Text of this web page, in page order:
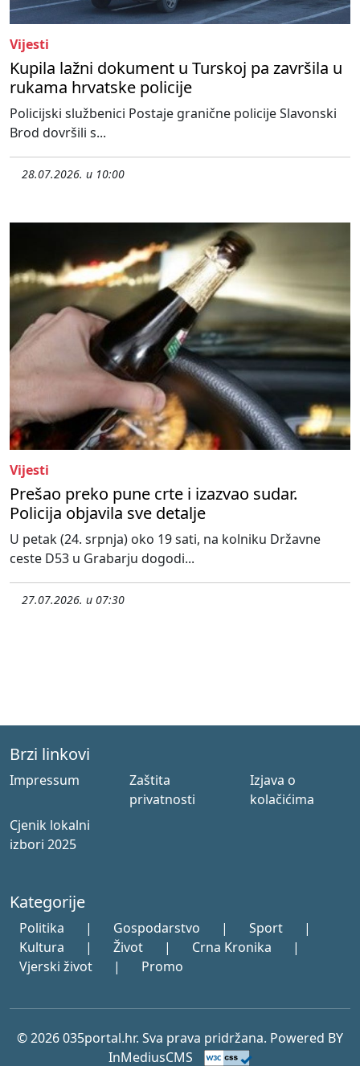
Vijesti
Kupila lažni dokument u Turskoj pa završila u
rukama hrvatske policije
Policijski službenici Postaje granične policije Slavonski
Brod dovršili s...
28.07.2026. u 10:00
Vijesti
Prešao preko pune crte i izazvao sudar.
Policija objavila sve detalje
U petak (24. srpnja) oko 19 sati, na kolniku Državne
ceste D53 u Grabarju dogodi...
27.07.2026. u 07:30
Brzi linkovi
Impressum
Zaštita
privatnosti
Izjava o
kolačićima
Cjenik lokalni
izbori 2025
Kategorije
Politika | Gospodarstvo | Sport
|
Kultura
| Život | Crna Kronika
|
Vjerski život
| Promo
© 2026 035portal.hr. Sva prava pridržana. Powered BY
InMediusCMS